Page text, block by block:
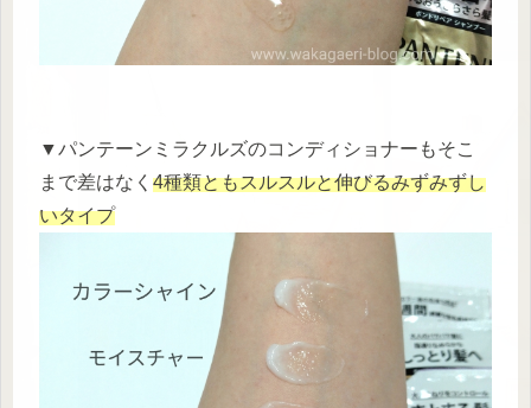
▼パンテーンミラクルズのコンディショナーもそこ
まで差はなく 4種類ともスルスルと伸びるみずみずし
いタイプ